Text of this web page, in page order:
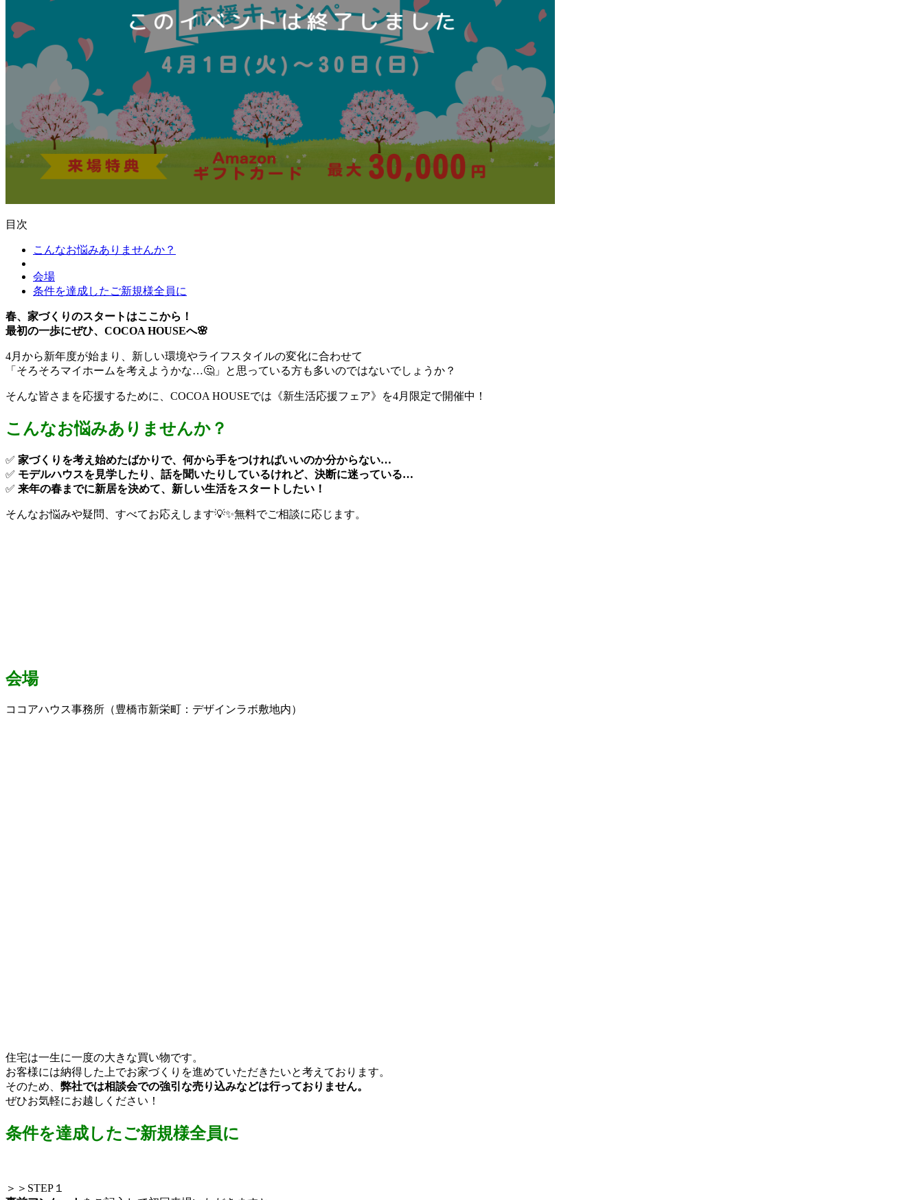
目次
こんなお悩みありませんか？
会場
条件を達成したご新規様全員に
春、家づくりのスタートはここから！
最初の一歩にぜひ、COCOA HOUSEへ🌸
4月から新年度が始まり、新しい環境やライフスタイルの変化に合わせて
「そろそろマイホームを考えようかな…🤔」と思っている方も多いのではないでしょうか？
そんな皆さまを応援するために、COCOA HOUSEでは《新生活応援フェア》を4月限定で開催中！
こんなお悩みありませんか？
✅ 家づくりを考え始めたばかりで、何から手をつければいいのか分からない…
✅ モデルハウスを見学したり、話を聞いたりしているけれど、決断に迷っている…
✅ 来年の春までに新居を決めて、新しい生活をスタートしたい！
そんなお悩みや疑問、すべてお応えします💡✨無料でご相談に応じます。
会場
ココアハウス事務所（豊橋市新栄町：デザインラボ敷地内）
住宅は一生に一度の大きな買い物です。
お客様には納得した上でお家づくりを進めていただきたいと考えております。
そのため、 弊社では相談会での強引な売り込みなどは行っておりません。
ぜひお気軽にお越しください！
条件を達成したご新規様全員に
＞＞STEP１